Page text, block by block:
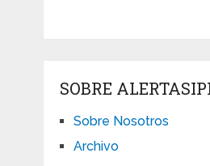
SOBRE
Sobre Nosotros
Archivo